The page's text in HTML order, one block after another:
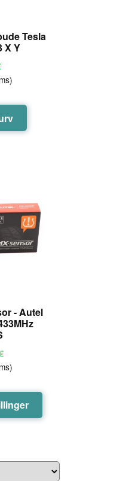
Tesla
X Y
- Autel
Dette
vare
varianter.
Mulighederne